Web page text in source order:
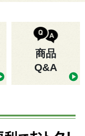
商品
Q&A